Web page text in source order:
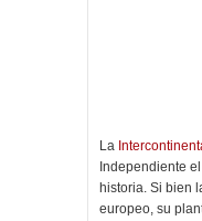
La
Independiente
historia. Si bien
europeo, su